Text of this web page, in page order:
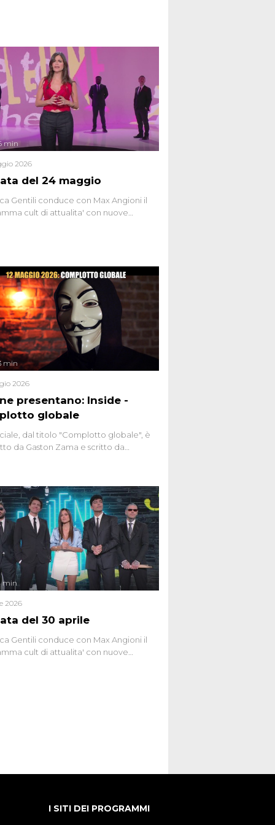
del 24 maggio
min
2026
Gentili conduce con Max Angioni il
cult di attualita' con nuove
presentano: Inside -
globale
min
2026
dal titolo "Complotto globale", è
da Gaston Zama e scritto da
dei sospetti globali e del
che negli ultimi anni hanno
network, talk show, piazze digitali
collettivo.
del 30 aprile
min
2026
Gentili conduce con Max Angioni il
cult di attualita' con nuove
I SITI DEI PROGRAMMI